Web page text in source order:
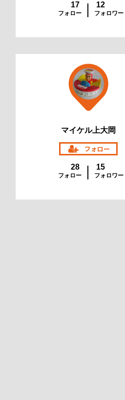
17
フォロー
12
フォロワー
マイケル上大岡
28
フォロー
15
フォロワー